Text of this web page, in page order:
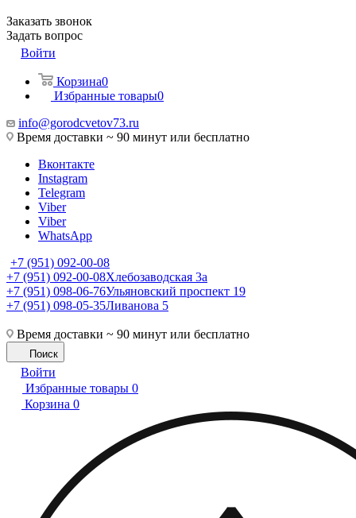
Заказать звонок
Задать вопрос
Войти
Корзина0
Избранные товары0
info@gorodcvetov73.ru
Время доставки ~ 90 минут или бесплатно
Вконтакте
Instagram
Telegram
Viber
Viber
WhatsApp
+7 (951) 092-00-08
+7 (951) 092-00-08Хлебозаводская 3а
+7 (951) 098-06-76Ульяновский проспект 19
+7 (951) 098-05-35Ливанова 5
Время доставки ~ 90 минут или бесплатно
Поиск
Войти
Избранные товары 0
Корзина 0